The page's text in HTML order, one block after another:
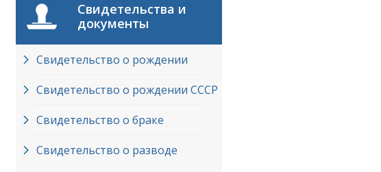
Свидетельства и
документы
Свидетельство о рождении
Свидетельство о рождении СССР
Свидетельство о браке
Свидетельство о разводе